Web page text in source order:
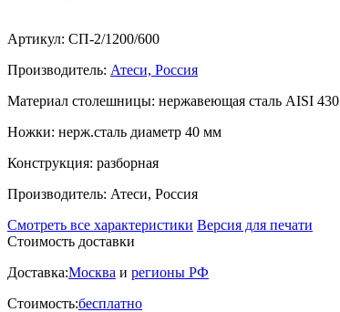
Артикул: СП-2/1200/600
Производитель: Атеси, Россия
Материал столешницы: нержавеющая сталь AISI 430
Ножки: нерж.сталь диаметр 40 мм
Конструкция: разборная
Производитель: Атеси, Россия
Смотреть все характеристики Версия для печати
Стоимость доставки
Доставка:Москва и регионы РФ
Стоимость:бесплатно